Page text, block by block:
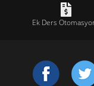
Ek Ders